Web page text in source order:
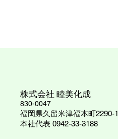
830-0047
福岡県久留米津福本町2290-1
​本社代表 0942-33-3188
株式会社 睦美化成